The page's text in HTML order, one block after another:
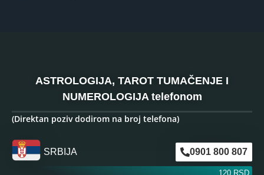
ASTROLOGIJA, TAROT TUMAČENJE I
NUMEROLOGIJA telefonom
(Direktan poziv dodirom na broj telefona)
SRBIJA 0901 800 807
120 RSD